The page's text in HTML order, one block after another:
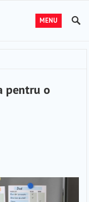
MENU
pentru o